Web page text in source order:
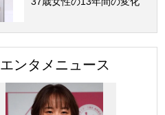
エンタメニュース